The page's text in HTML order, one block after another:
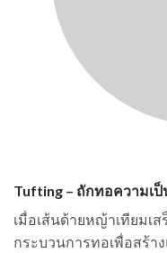
Tufting – ถักทอความเป็
เมื่อเส้นด้ายหญ้าเทียมเ
กระบวนการทอเพื่อสร้า